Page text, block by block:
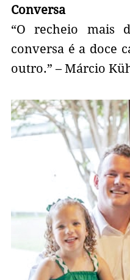
Conversa
“O recheio mais
conversa é a doce
outro.” – Márcio